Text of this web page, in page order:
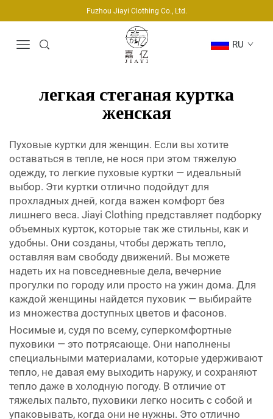
Fuzhou Jiayi Clothing Co., Ltd.
RU
легкая стеганая куртка
женская
Пуховые куртки для женщин. Если вы хотите
оставаться в тепле, не нося при этом тяжелую
одежду, то легкие пуховые куртки — идеальный
выбор. Эти куртки отлично подойдут для
прохладных дней, когда важен комфорт без
лишнего веса. Jiayi Clothing представляет подборку
объемных курток, которые так же стильны, как и
удобны. Они созданы, чтобы держать тепло,
оставляя вам свободу движений. Вы можете
надеть их на повседневные дела, вечерние
прогулки по городу или просто на ужин дома. Для
каждой женщины найдется пуховик — выбирайте
из множества доступных цветов и фасонов.
Носимые и, судя по всему, суперкомфортные
пуховики — это потрясающе. Они наполнены
специальными материалами, которые удерживают
тепло, не давая ему выходить наружу, и сохраняют
тепло даже в холодную погоду. В отличие от
тяжелых пальто, пуховики легко носить с собой и
упаковывать, когда они не нужны. Это отлично